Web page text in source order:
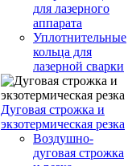
для лазерного
аппарата
Уплотнительные
кольца для
лазерной сварки
Дуговая строжка и
экзотермическая резка
Воздушно-
дуговая строжка